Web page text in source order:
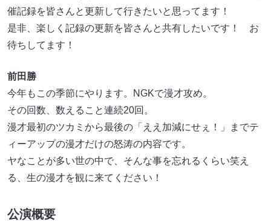
催記録を皆さんと更新して行きたいと思ってます！
是非、楽しく記録の更新を皆さんと共有したいです！ お
待ちしてます！
前田勝
今年もこの季節にやります。NGKで漫才攻め。
その回数、数えること連続20回。
漫才最初のツカミから最後の「ええ加減にせぇ！」までテ
ィーアップの漫才だけの怒涛の内容です。
ヤなことが多い世の中で、そんな事を忘れるくらい笑え
る、生の漫才を観に来てください！
公演概要